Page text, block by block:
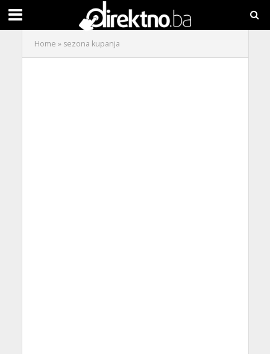
Home » sezona kupanja